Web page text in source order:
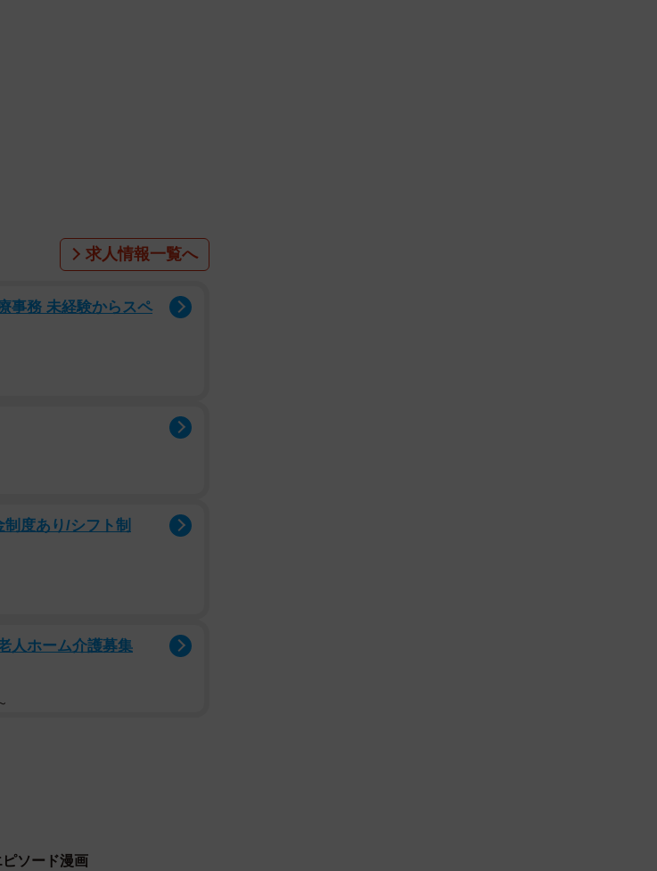
さん提供
さんによると、１００円ショ
ものだそうです。
さぎのキャラクター・ミッフ
求人情報一覧へ
事務 未経験からスペ
度あり/シフト制
人ホーム介護募集
ピソード漫画